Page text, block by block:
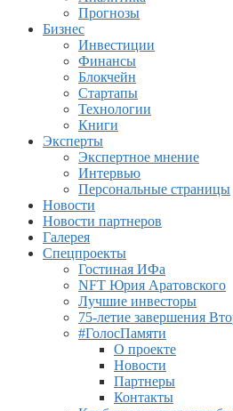
Прогнозы
Бизнес
Инвестиции
Финансы
Блокчейн
Стартапы
Технологии
Книги
Эксперты
Экспертное мнение
Интервью
Персональные страницы
Новости
Новости партнеров
Галерея
Спецпроекты
Гостиная ИФа
NFT Юрия Аратовского
Лучшие инвесторы
75-летие завершения
#ГолосПамяти
О проекте
Новости
Партнеры
Контакты